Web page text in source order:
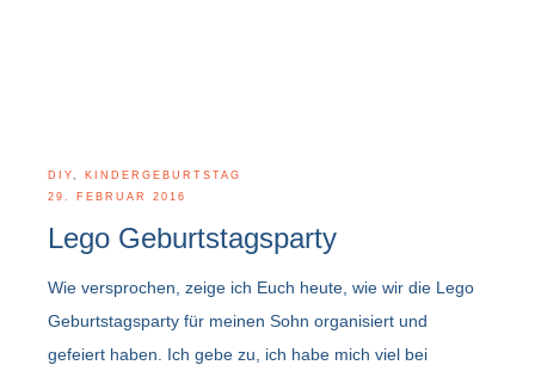
DIY, KINDERGEBURTSTAG
29. FEBRUAR 2016
Lego Geburtstagsparty
Wie versprochen, zeige ich Euch heute, wie wir die Lego
Geburtstagsparty für meinen Sohn organisiert und
gefeiert haben. Ich gebe zu, ich habe mich viel bei